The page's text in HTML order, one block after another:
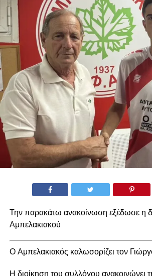
Την παρακάτω ανακοίνωση εξέδωσε η
Αμπελακιακού
Ο Αμπελακιακός καλωσορίζει τον
Η διοίκηση του συλλόγου ανακοινώνει